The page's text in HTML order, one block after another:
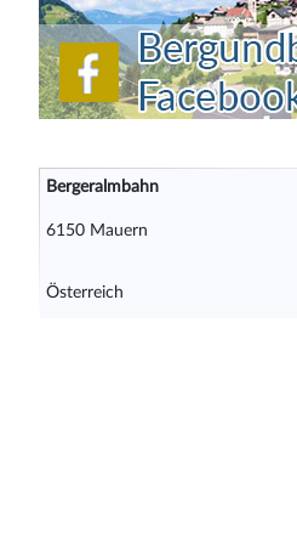
Bergeralmbahn
6150 Mauern
Österreich